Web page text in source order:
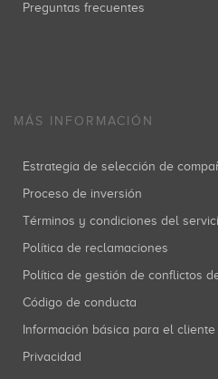
Preguntas frecuentes
MÁS INFORMACIÓN
Estrategia de selección de
Proceso de inversión
Términos y condiciones del
Política de reclamaciones
Política de gestión de conflictos
Código de conducta
Información básica para el cliente
Privacidad